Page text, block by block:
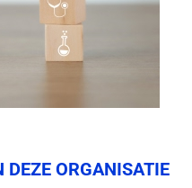
DEZE ORGANISATIE